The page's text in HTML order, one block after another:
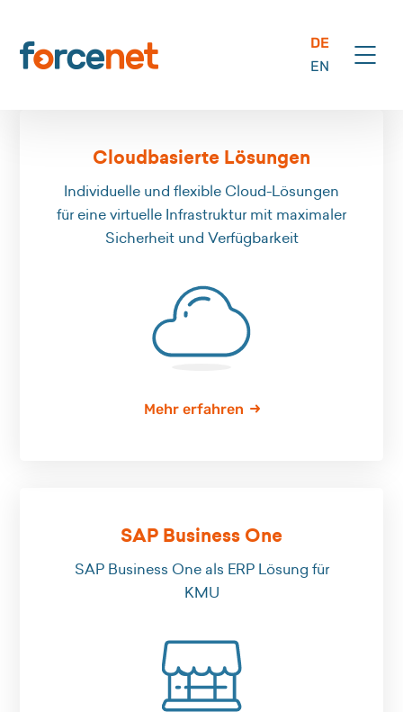
DE
EN
Cloudbasierte Lösungen
Individuelle und flexible Cloud-Lösungen
für eine virtuelle Infrastruktur mit maximaler
Sicherheit und Verfügbarkeit
Mehr erfahren
SAP Business One
SAP Business One als ERP Lösung für
KMU